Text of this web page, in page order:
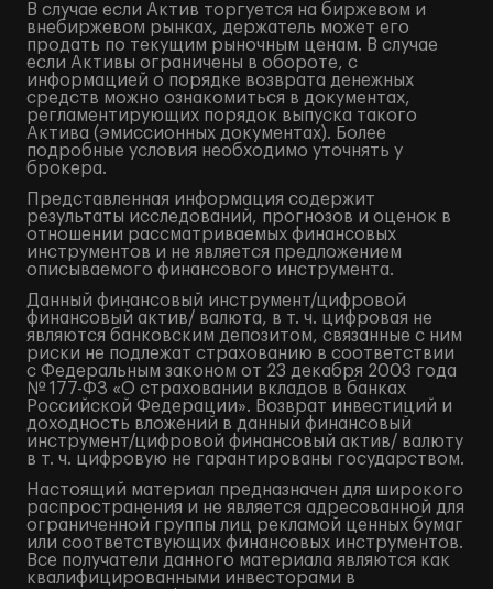
В случае если Актив торгуется на биржевом и
внебиржевом рынках, держатель может его
продать по текущим рыночным ценам. В случае
если Активы ограничены в обороте, с
информацией о порядке возврата денежных
средств можно ознакомиться в документах,
регламентирующих порядок выпуска такого
Актива (эмиссионных документах). Более
подробные условия необходимо уточнять у
брокера.
Представленная информация содержит
результаты исследований, прогнозов и оценок в
отношении рассматриваемых финансовых
инструментов и не является предложением
описываемого финансового инструмента.
Данный финансовый инструмент/цифровой
финансовый актив/ валюта, в т. ч. цифровая не
являются банковским депозитом, связанные с ним
риски не подлежат страхованию в соответствии
с Федеральным законом от 23 декабря 2003 года
№ 177-ФЗ «О страховании вкладов в банках
Российской Федерации». Возврат инвестиций и
доходность вложений в данный финансовый
инструмент/цифровой финансовый актив/ валюту
в т. ч. цифровую не гарантированы государством.
Настоящий материал предназначен для широкого
распространения и не является адресованной для
ограниченной группы лиц рекламой ценных бумаг
или соответствующих финансовых инструментов.
Все получатели данного материала являются как
квалифицированными инвесторами в